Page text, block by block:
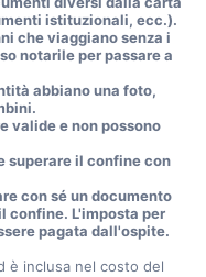
istituzionali, ecc.).
che viaggiano senza i
notarile per passare a
abbiano una foto,
valide e non possono
superare il confine con
con sé un documento
confine. L'imposta per
pagata dall'ospite.
è inclusa nel costo del